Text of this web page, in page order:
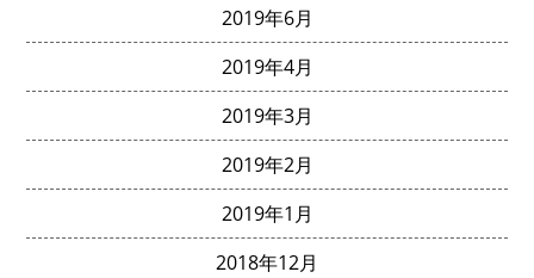
2019年6月
2019年4月
2019年3月
2019年2月
2019年1月
2018年12月